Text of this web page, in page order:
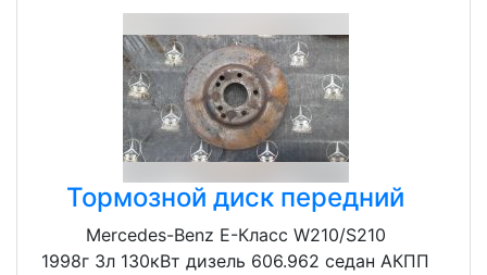
Тормозной диск передний
Mercedes-Benz E-Класс W210/S210
1998г 3л 130кВт дизель 606.962 седан АКПП